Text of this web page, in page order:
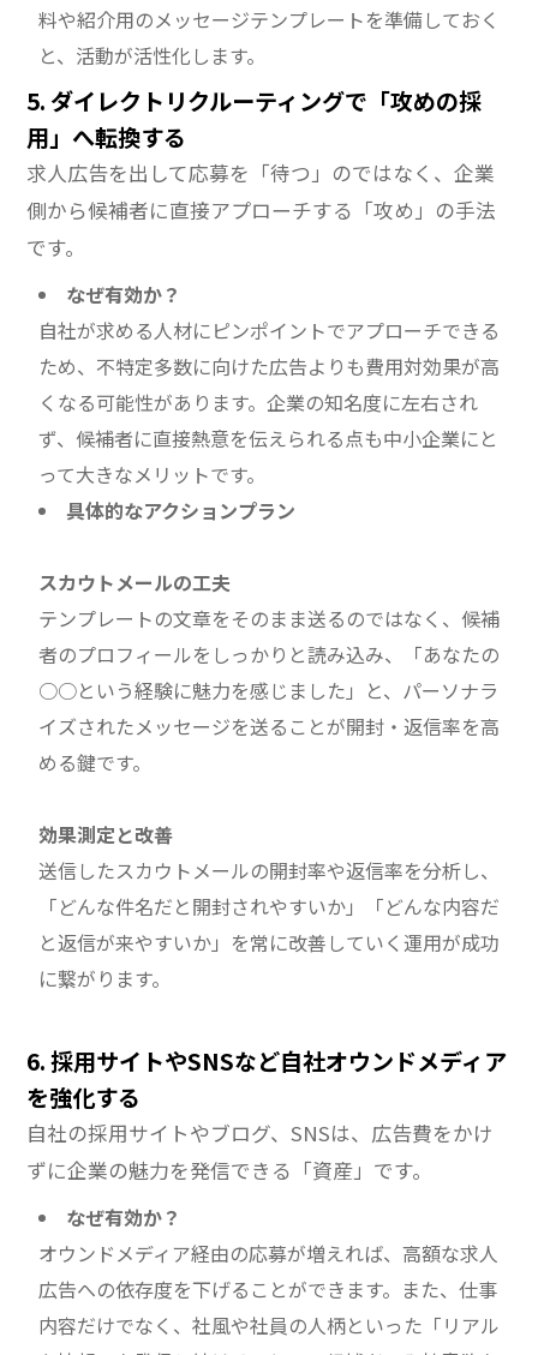
料や紹介用のメッセージテンプレートを準備しておく
と、活動が活性化します。
5. ダイレクトリクルーティングで「攻めの採
用」へ転換する
求人広告を出して応募を「待つ」のではなく、企業
側から候補者に直接アプローチする「攻め」の手法
です。
なぜ有効か？
自社が求める人材にピンポイントでアプローチできる
ため、不特定多数に向けた広告よりも費用対効果が高
くなる可能性があります。企業の知名度に左右され
ず、候補者に直接熱意を伝えられる点も中小企業にと
って大きなメリットです。
具体的なアクションプラン
スカウトメールの工夫
テンプレートの文章をそのまま送るのではなく、候補
者のプロフィールをしっかりと読み込み、「あなたの
○○という経験に魅力を感じました」と、パーソナラ
イズされたメッセージを送ることが開封・返信率を高
める鍵です。
効果測定と改善
送信したスカウトメールの開封率や返信率を分析し、
「どんな件名だと開封されやすいか」「どんな内容だ
と返信が来やすいか」を常に改善していく運用が成功
に繋がります。
6. 採用サイトやSNSなど自社オウンドメディア
を強化する
自社の採用サイトやブログ、SNSは、広告費をかけ
ずに企業の魅力を発信できる「資産」です。
なぜ有効か？
オウンドメディア経由の応募が増えれば、高額な求人
広告への依存度を下げることができます。また、仕事
内容だけでなく、社風や社員の人柄といった「リアル